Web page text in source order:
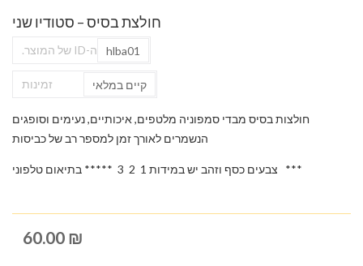
חולצת בסיס – סטודיו שני
ה-ID של המוצר. hlba01
זמינות קיים במלאי
חולצות בסיס מבדי סמפוניה מלטפים, איכותיים, נעימים וסופגים
הנשמרים לאורך זמן למספר רב של כביסות
*** צבעים כסף וזהב יש במידות 1 2 3 ***** בתיאום טלפוני
60.00 ₪